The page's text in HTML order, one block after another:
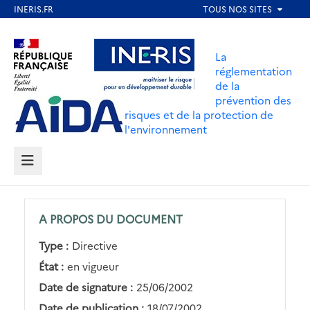
contenu
principal
Aller au contenu Aller au menu
Aller au pied de page
La
réglementation
de la
prévention des
risques et de la protection de
l'environnement
MENU
A PROPOS DU DOCUMENT
Type : Directive
État : en vigueur
Date de signature : 25/06/2002